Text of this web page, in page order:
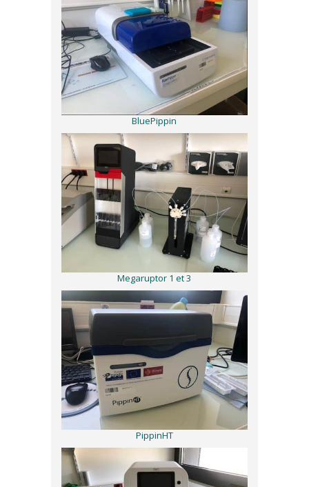
BluePippin
Megaruptor 1 et 3
PippinHT